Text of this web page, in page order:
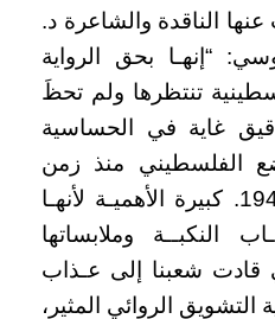
الناقدة والشاعرة د.
“إنهـا بحق الرواية
تنتظرها ولم تحظَ
غاية في الحساسية
الفلسطيني منذ زمن
العثمانيين إلى سنة 1948. كبيرة الأهميـة لأنهـا
وملابساتها
قادت شعبنا إلى عـذاب
التشويق الروائي المثير،